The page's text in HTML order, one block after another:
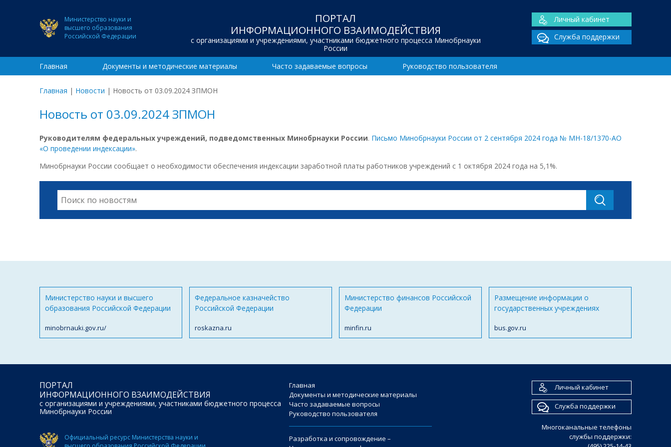
Министерство науки и
высшего образования
Российской Федерации
ПОРТАЛ
ИНФОРМАЦИОННОГО ВЗАИМОДЕЙСТВИЯ
с организациями и учреждениями, участниками бюджетного процесса Минобрнауки
России
Личный кабинет
Служба поддержки
Главная Документы и методические материалы Часто задаваемые вопросы Руководство пользователя
Главная | Новости | Новость от 03.09.2024 ЗПМОН
Новость от 03.09.2024 ЗПМОН
Руководителям федеральных учреждений, подведомственных Минобрнауки России. Письмо Минобрнауки России от 2 сентября 2024 года № МН-18/1370-АО
«О проведении индексации».
Минобрнауки России сообщает о необходимости обеспечения индексации заработной платы работников учреждений с 1 октября 2024 года на 5,1%.
Министерство науки и высшего
образования Российской Федерации
minobrnauki.gov.ru/
Федеральное казначейство
Российской Федерации
roskazna.ru
Министерство финансов Российской
Федерации
minfin.ru
Размещение информации о
государственных учреждениях
bus.gov.ru
ПОРТАЛ
ИНФОРМАЦИОННОГО ВЗАИМОДЕЙСТВИЯ
с организациями и учреждениями, участниками бюджетного процесса
Минобрнауки России
Официальный ресурс Министерства науки и
Главная
Документы и методические материалы
Часто задаваемые вопросы
Руководство пользователя
Разработка и сопровождение –
Личный кабинет
Служба поддержки
Многоканальные телефоны
службы поддержки: